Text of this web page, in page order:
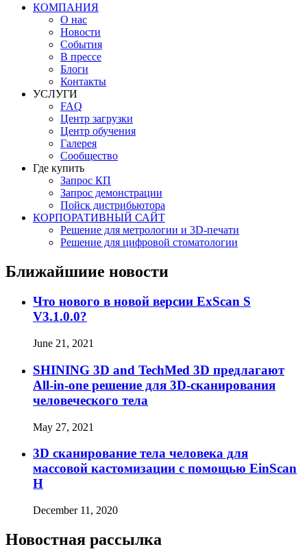
КОМПАНИЯ
О нас
Новости
События
В прессе
Блоги
Контакты
УСЛУГИ
FAQ
Центр загрузки
Центр обучения
Галерея
Сообщество
Где купить
Запрос КП
Запрос демонстрации
Пойск дистрибьютора
КОРПОРАТИВНЫЙ САЙТ
Решение для метрологии и 3D-печати
Решение для цифровой стоматологии
Ближайшиие новости
Что нового в новой версии ExScan S
V3.1.0.0?
June 21, 2021
SHINING 3D and TechMed 3D предлагают
All-in-one решение для 3D-сканирования
человеческого тела
May 27, 2021
3D сканирование тела человека для
массовой кастомизации с помощью EinScan
H
December 11, 2020
Новостная рассылка